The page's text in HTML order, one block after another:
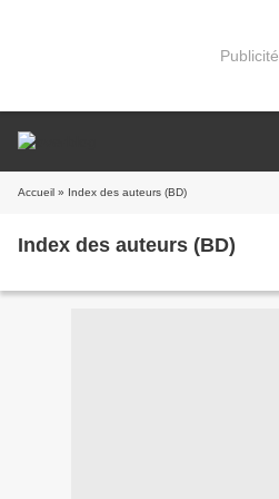
Publicité
Accueil » Index des auteurs (BD)
Index des auteurs (BD)